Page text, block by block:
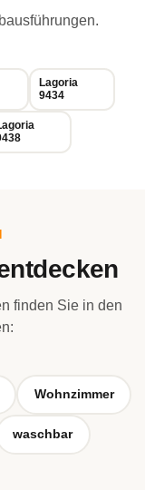
Lagoria
9434
finden Sie in den
Wohnzimmer
waschbar